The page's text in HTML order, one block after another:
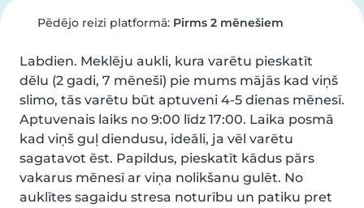
Pēdējo reizi platformā: Pirms 2 mēnešiem
Labdien. Meklēju aukli, kura varētu pieskatīt
dēlu (2 gadi, 7 mēneši) pie mums mājās kad viņš
slimo, tās varētu būt aptuveni 4-5 dienas mēnesī.
Aptuvenais laiks no 9:00 līdz 17:00. Laika posmā
kad viņš guļ diendusu, ideāli, ja vēl varētu
sagatavot ēst. Papildus, pieskatīt kādus pārs
vakarus mēnesī ar viņa nolikšanu gulēt. No
auklītes sagaidu stresa noturību un patiku pret